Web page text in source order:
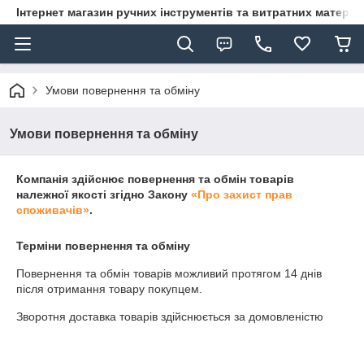
Інтернет магазин ручних інструментів та витратних
Умови повернення та обміну
Умови повернення та обміну
Компанія здійснює повернення та обмін товарів
належної якості згідно Закону «Про захист прав
споживачів».
Терміни повернення та обміну
Повернення та обмін товарів можливий протягом 14 днів
після отримання товару покупцем.
Зворотня доставка товарів здійснюється за домовленістю